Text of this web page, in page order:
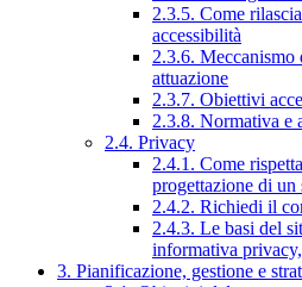
2.3.5. Come
accessibilità
2.3.6. Meccanismo
attuazione
2.3.7. Obiettivi
2.3.8. Normativa e
2.4. Privacy
2.4.1. Come
progettazione di
2.4.2. Richiedi il
2.4.3. Le basi del
informativa
3. Pianificazione, gestione e